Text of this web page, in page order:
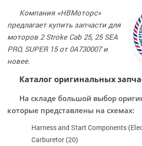
Компания «НВМоторс»
предлагает купить запчасти для
моторов 2 Stroke Cab 25, 25 SEA
PRO, SUPER 15 от 0A730007 и
новее.
Каталог оригинальных
На складе большой выбор
которые представлены на схемах:
Harness and Start Components
Carburetor (20)